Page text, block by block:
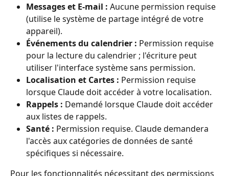
Messages et E-mail : Aucune permission requise
(utilise le système de partage intégré de votre
appareil).
Événements du calendrier : Permission requise
pour la lecture du calendrier ; l'écriture peut
utiliser l'interface système sans permission.
Localisation et Cartes : Permission requise
lorsque Claude doit accéder à votre localisation.
Rappels : Demandé lorsque Claude doit accéder
aux listes de rappels.
Santé : Permission requise. Claude demandera
l'accès aux catégories de données de santé
spécifiques si nécessaire.
Pour les fonctionnalités nécessitant des permissions